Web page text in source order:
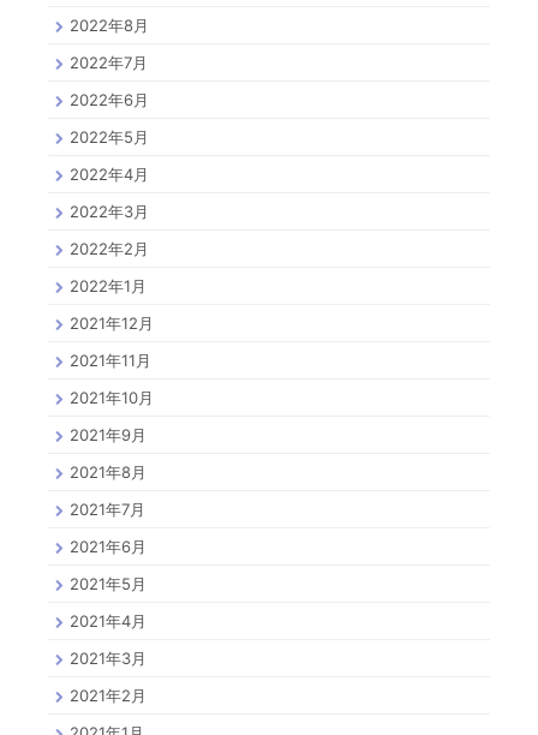
2022年8月
2022年7月
2022年6月
2022年5月
2022年4月
2022年3月
2022年2月
2022年1月
2021年12月
2021年11月
2021年10月
2021年9月
2021年8月
2021年7月
2021年6月
2021年5月
2021年4月
2021年3月
2021年2月